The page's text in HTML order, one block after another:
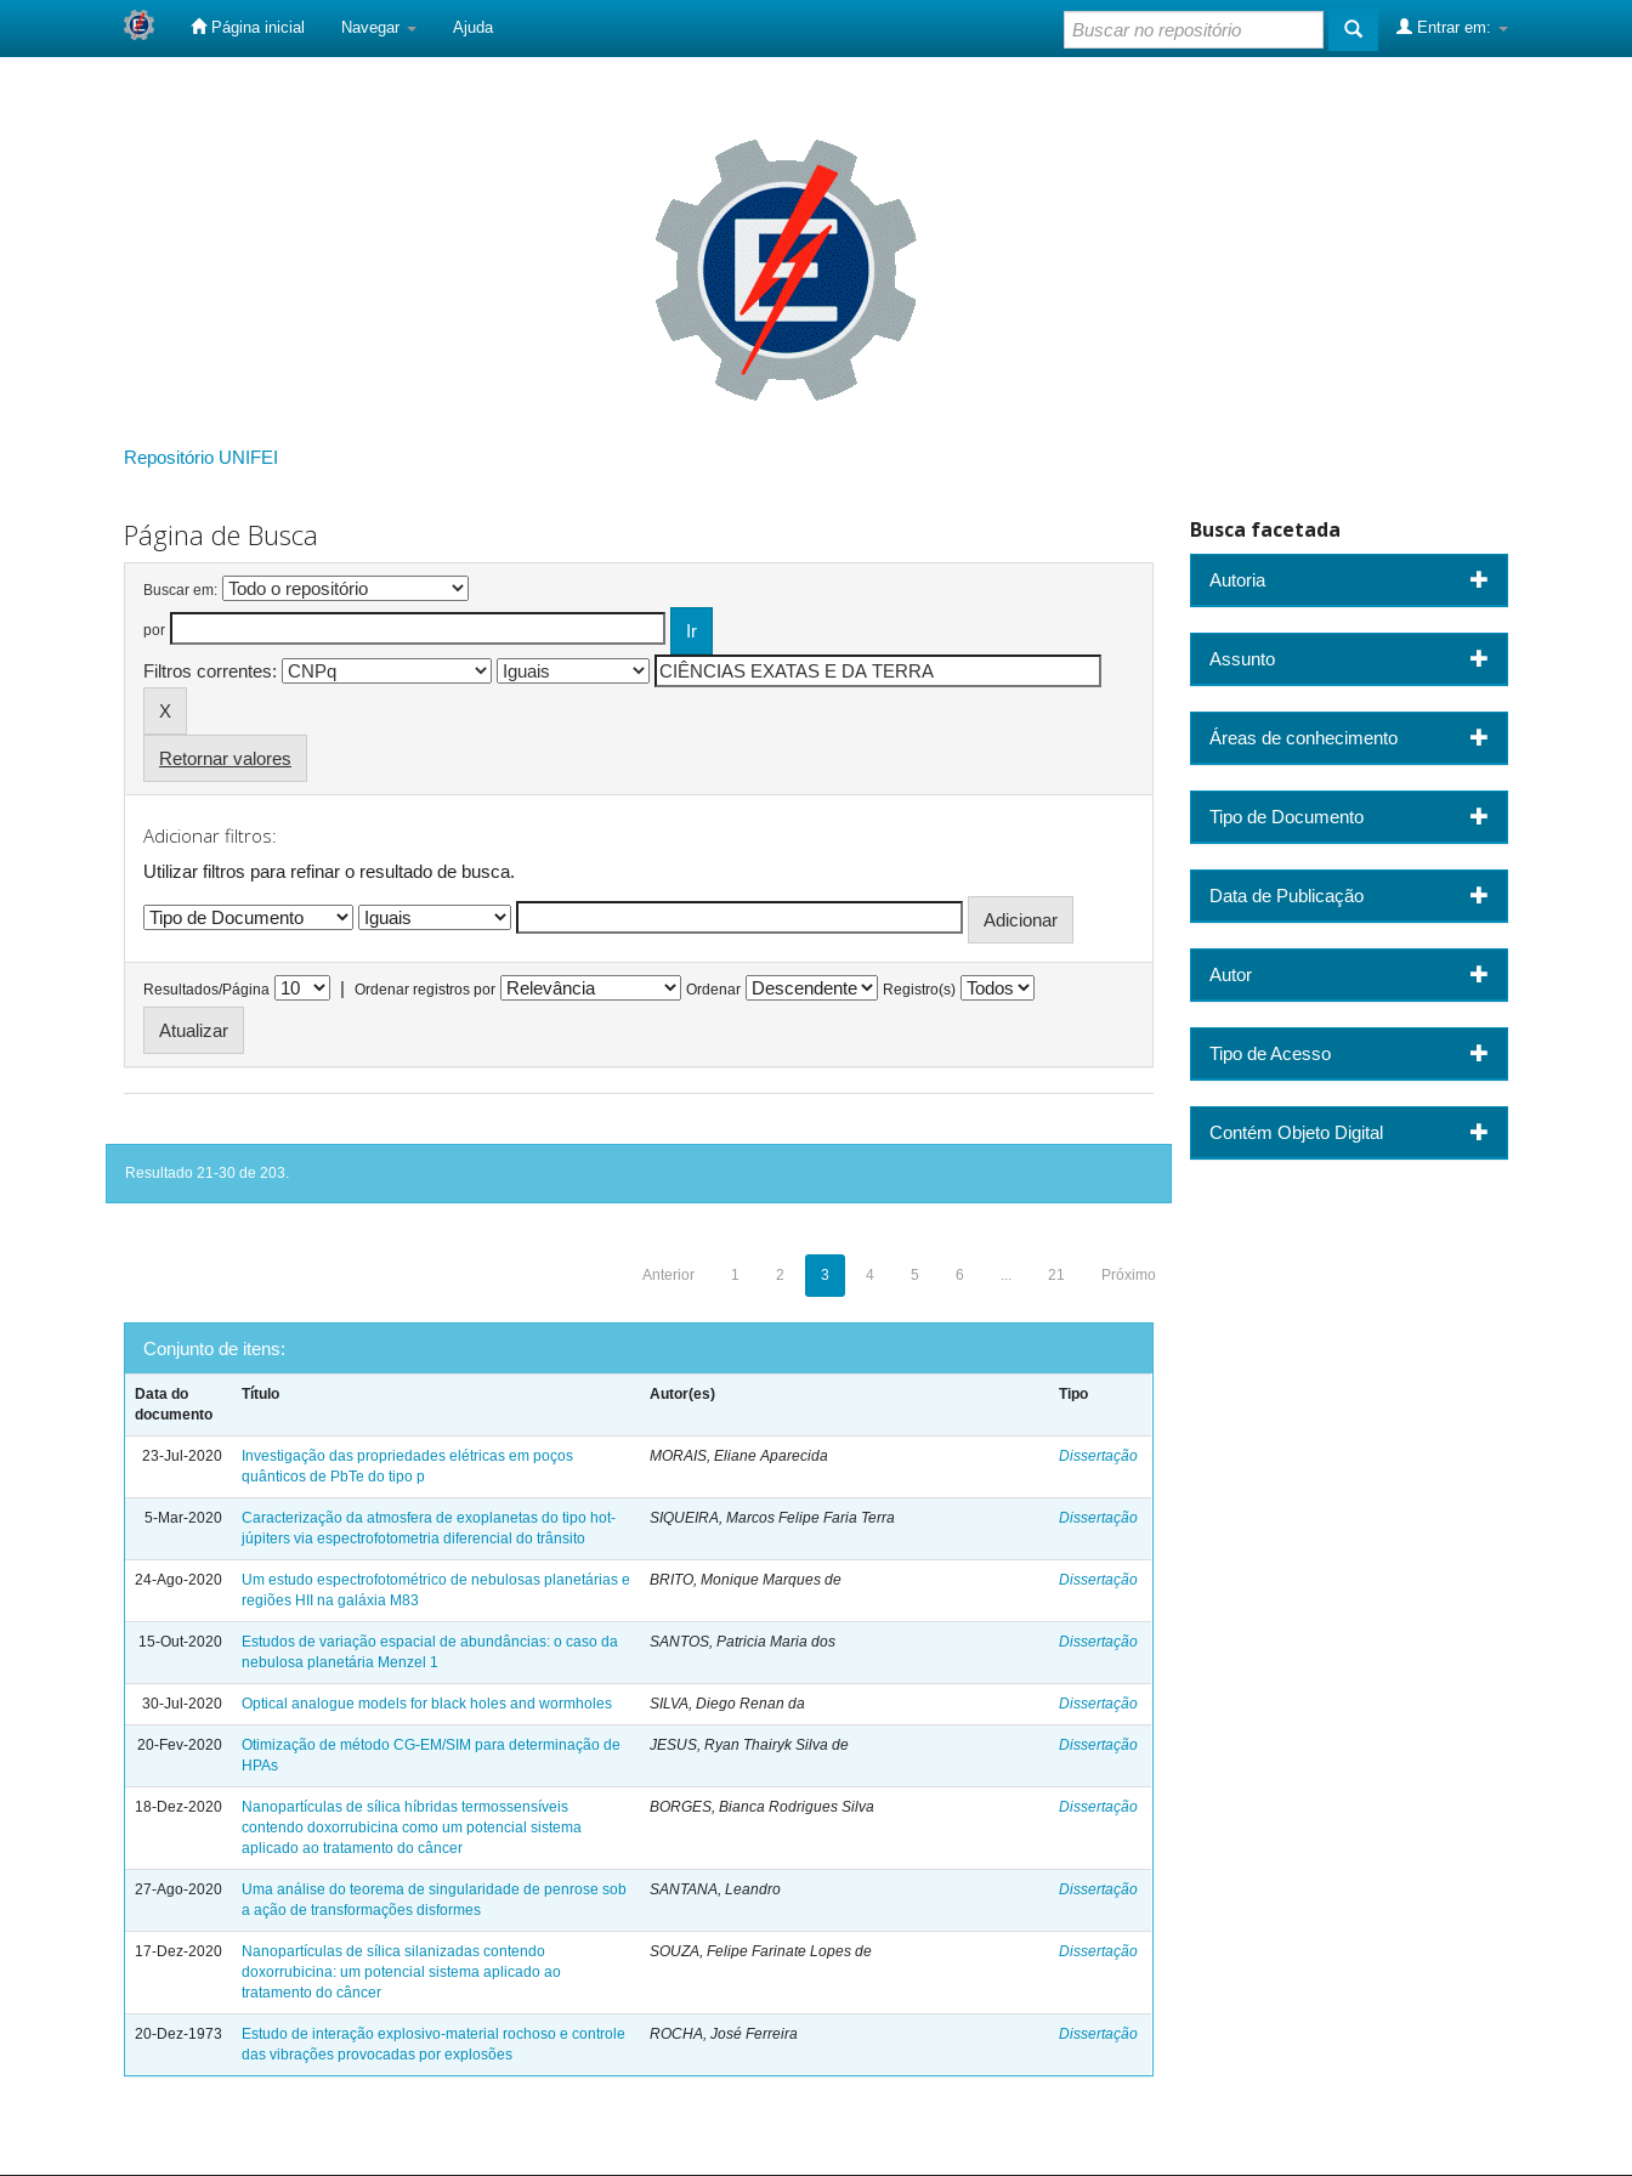
Página inicial Navegar Ajuda Entrar em:
Repositório UNIFEI
Página de Busca
Buscar em:
por
Filtros correntes:
Retornar valores
Adicionar filtros:
Utilizar filtros para refinar o resultado de busca.
Resultados/Página | Ordenar registros por Ordenar Registro(s)
Resultado 21-30 de 203.
Anterior 1 2 3 4 5 6 ... 21 Próximo
Conjunto de itens:
Data do
documento
Título Autor(es) Tipo
23-Jul-2020
Investigação das propriedades elétricas em poços
quânticos de PbTe do tipo p
MORAIS, Eliane Aparecida Dissertação
5-Mar-2020
Caracterização da atmosfera de exoplanetas do tipo hot-
júpiters via espectrofotometria diferencial do trânsito
SIQUEIRA, Marcos Felipe Faria Terra Dissertação
24-Ago-2020
Um estudo espectrofotométrico de nebulosas planetárias e
regiões HII na galáxia M83
BRITO, Monique Marques de Dissertação
15-Out-2020
Estudos de variação espacial de abundâncias: o caso da
nebulosa planetária Menzel 1
SANTOS, Patricia Maria dos Dissertação
30-Jul-2020 Optical analogue models for black holes and wormholes SILVA, Diego Renan da Dissertação
20-Fev-2020
Otimização de método CG-EM/SIM para determinação de
HPAs
JESUS, Ryan Thairyk Silva de Dissertação
18-Dez-2020
Nanopartículas de sílica híbridas termossensíveis
contendo doxorrubicina como um potencial sistema
aplicado ao tratamento do câncer
BORGES, Bianca Rodrigues Silva Dissertação
27-Ago-2020
Uma análise do teorema de singularidade de penrose sob
a ação de transformações disformes
SANTANA, Leandro Dissertação
17-Dez-2020
Nanopartículas de sílica silanizadas contendo
doxorrubicina: um potencial sistema aplicado ao
tratamento do câncer
SOUZA, Felipe Farinate Lopes de Dissertação
20-Dez-1973
Estudo de interação explosivo-material rochoso e controle
das vibrações provocadas por explosões
ROCHA, José Ferreira Dissertação
Busca facetada
Autoria
Assunto
Áreas de conhecimento
Tipo de Documento
Data de Publicação
Autor
Tipo de Acesso
Contém Objeto Digital